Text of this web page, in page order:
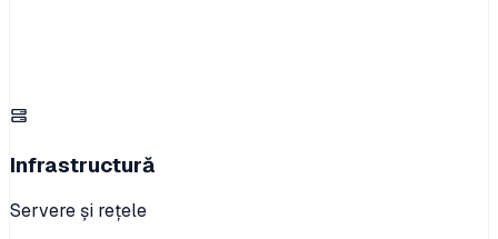
Infrastructură
Servere și rețele